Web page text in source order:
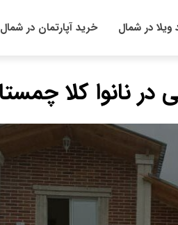
ویلا در شمال خرید آپارتمان در شمال